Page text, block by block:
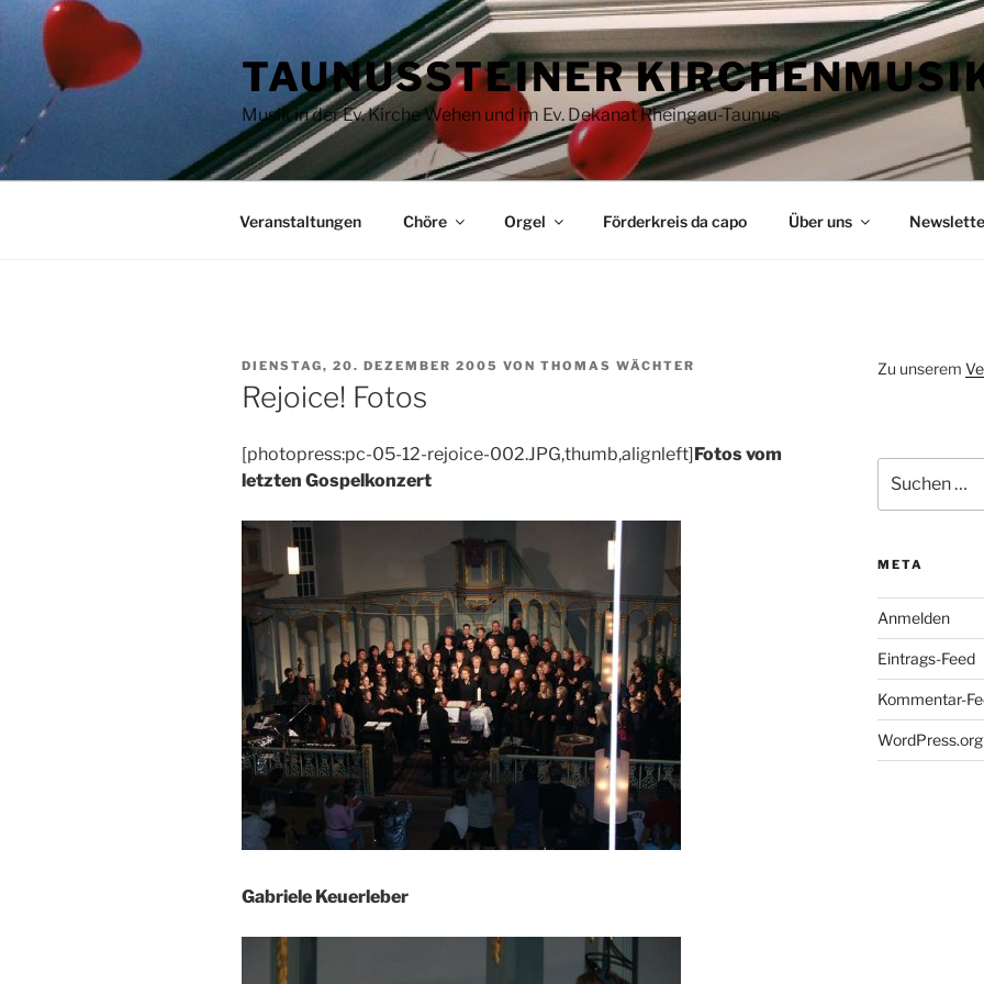
Zum
Inhalt
springen
TAUNUSSTEINER
Musik in der Ev. Kirche Wehen und im Ev. Dekanat Rheingau-Taunus
Veranstaltungen Chöre Orgel Förderkreis da capo Über uns
VERÖFFENTLICHT
AM
DIENSTAG, 20. DEZEMBER 2005 VON THOMAS WÄCHTER
Rejoice! Fotos
[photopress:pc-05-12-rejoice-002.JPG,thumb,alignleft]Fotos vom
letzten Gospelkonzert
Gabriele Keuerleber
Zu unserem
nach:
META
Anmelden
Eintrags-Feed
Kommentar-
WordPress.org